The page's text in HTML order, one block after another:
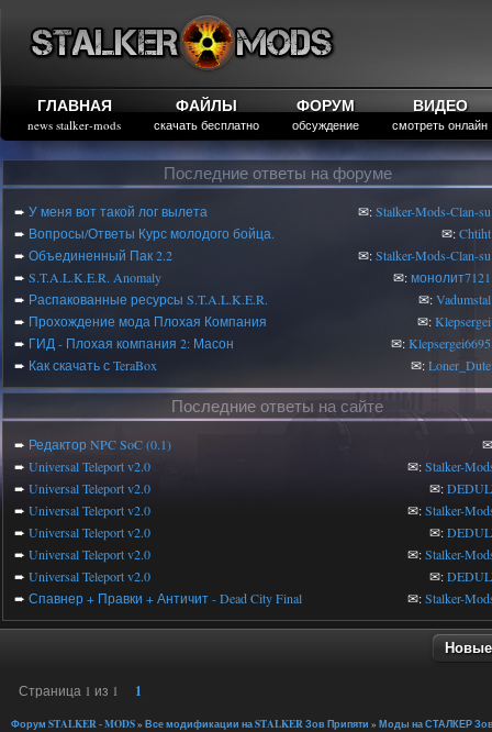
ГЛАВНАЯ
news stalker-mods
ФАЙЛЫ
скачать бесплатно
ФОРУМ
обсуждение
ВИДЕО
смотреть онлайн
Последние ответы на форуме
➨ У меня вот такой лог вылета ✉:Stalker-Mods-Clan-su
➨ Вопросы/Ответы Курс молодого бойца. ✉:Chtiht
➨ Объединенный Пак 2.2 ✉:Stalker-Mods-Clan-su
➨ S.T.A.L.K.E.R. Anomaly ✉:монолит7121
➨ Распакованные ресурсы S.T.A.L.K.E.R. ✉:Vadumstal
➨ Прохождение мода Плохая Компания ✉:Klepsergei
➨ ГИД - Плохая компания 2: Масон ✉:Klepsergei6695
➨ Как скачать с TeraBox ✉:Loner_Dute
Последние ответы на сайте
➨ Редактор NPC SoC (0.1)
➨ Universal Teleport v2.0 ✉:Stalker-
➨ Universal Teleport v2.0 ✉:
➨ Universal Teleport v2.0 ✉:Stalker-
➨ Universal Teleport v2.0 ✉:
➨ Universal Teleport v2.0 ✉:Stalker-
➨ Universal Teleport v2.0 ✉:
➨ Спавнер + Правки + Античит - Dead City Final ✉:Stalker-
Страница 1 из 1 1
Форум STALKER - MODS» Все модификации на STALKER Зов Припяти » Моды на СТАЛКЕР